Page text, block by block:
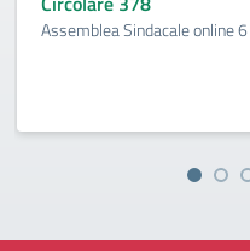
Assemblea Sindacale online